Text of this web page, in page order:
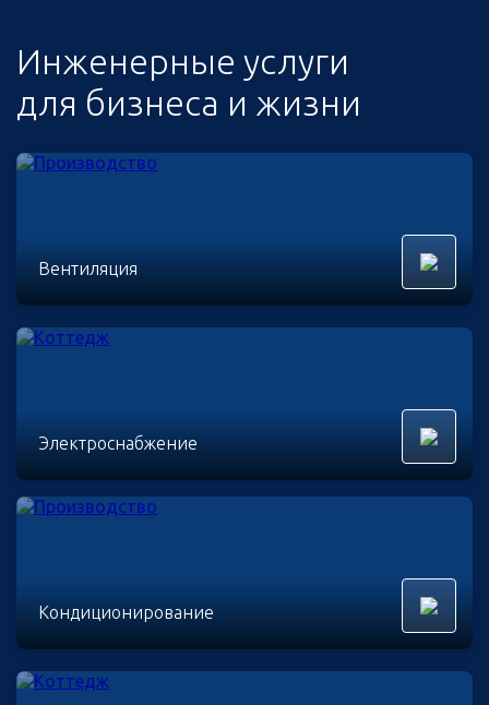
Инженерные услуги
для бизнеса и жизни
Вентиляция
Электроснабжение
Кондиционирование